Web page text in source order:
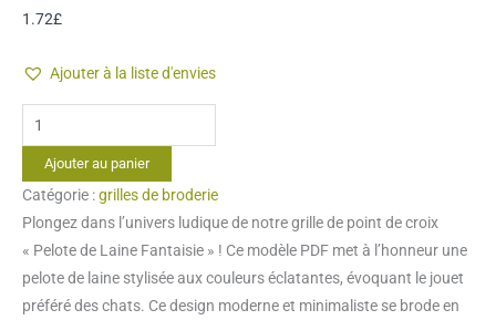
1.72£
Ajouter à la liste d'envies
quantité
de
Point
de
croix
Pelote
de
laine
Ajouter au panier
Catégorie :grilles de broderie
Plongez dans l’univers ludique de notre grille de point de croix
« Pelote de Laine Fantaisie » ! Ce modèle PDF met à l’honneur une
pelote de laine stylisée aux couleurs éclatantes, évoquant le jouet
préféré des chats. Ce design moderne et minimaliste se brode en